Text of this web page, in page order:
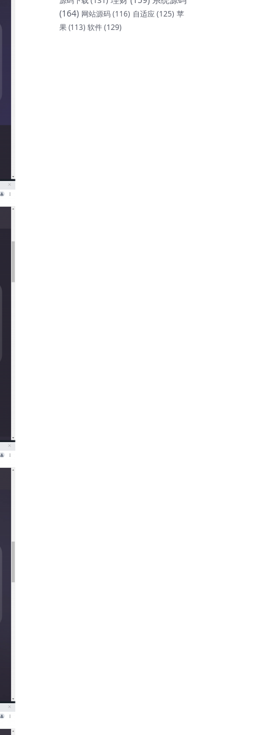
(164) 网站源码(116) 自适应(125) 苹
果 (113) 软件(129)